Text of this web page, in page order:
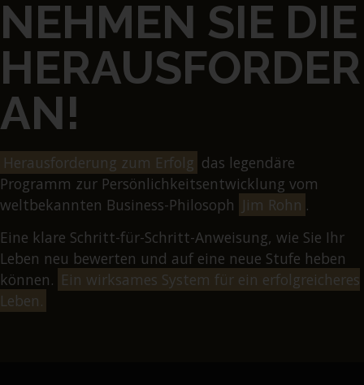
NEHMEN SIE DIE
AN!
Herausforderung zum Erfolg das legendäre
Programm zur Persönlichkeitsentwicklung vom
weltbekannten Business-Philosoph Jim Rohn .
Eine klare Schritt-für-Schritt-Anweisung, wie Sie Ihr
Leben neu bewerten und auf eine neue Stufe heben
können. Ein wirksames System für ein erfolgreicheres
Leben.